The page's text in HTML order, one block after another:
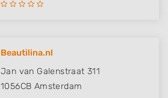
Beautilina.nl
Jan van Galenstraat 311
1056CB Amsterdam